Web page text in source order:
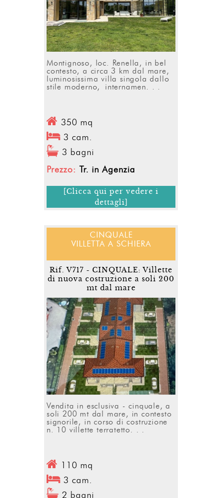
Montignoso, loc. Renella, in bel
contesto, a circa 3 km dal mare,
luminosissima villa singola dallo
stile moderno, internamen. . .
350 mq
3 cam.
3 bagni
Prezzo: Tr. in Agenzia
[Clicca qui per vedere i
dettagli]
CINQUALE
VILLETTA A SCHIERA
Rif. V717 - CINQUALE: Villette
di nuova costruzione a soli 200
mt dal mare
Vendita in esclusiva - cinquale, a
soli 200 mt dal mare, in contesto
signorile, in corso di costruzione
n. 10 villette terratetto. . .
110 mq
3 cam.
2 bagni